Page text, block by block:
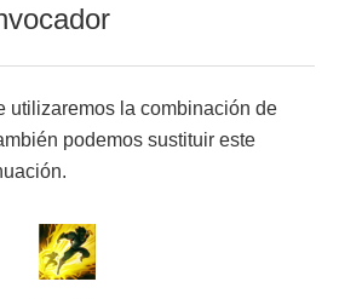
utilizaremos la combinación de
podemos sustituir este